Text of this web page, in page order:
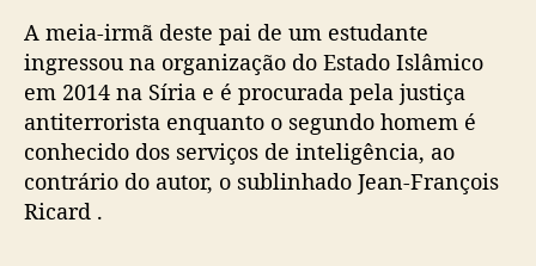
A meia-irmã deste pai de um estudante
ingressou na organização do Estado Islâmico
em 2014 na Síria e é procurada pela justiça
antiterrorista enquanto o segundo homem é
conhecido dos serviços de inteligência, ao
contrário do autor, o sublinhado Jean-François
Ricard .